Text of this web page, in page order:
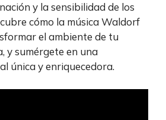
y la sensibilidad de los
cómo la música Waldorf
el ambiente de tu
y sumérgete en una
única y enriquecedora.